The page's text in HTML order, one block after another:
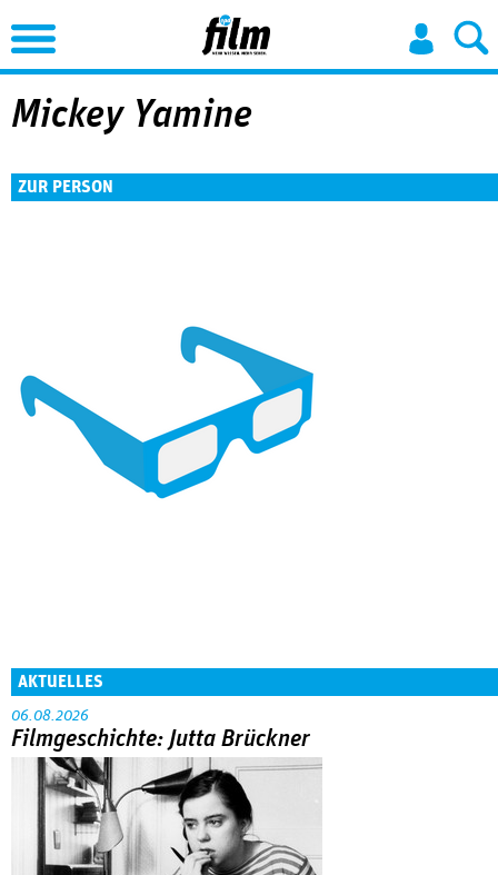
Jump to Navigation
Mickey Yamine
ZUR PERSON
AKTUELLES
06.08.2026
Filmgeschichte: Jutta Brückner